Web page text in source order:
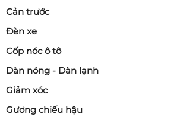
Cản trước
Đèn xe
Cốp nóc ô tô
Dàn nóng - Dàn lạnh
Giảm xóc
Gương chiếu hậu